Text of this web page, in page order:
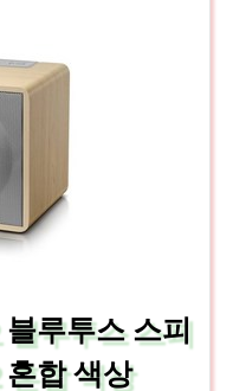
루투스 스피
합 색상